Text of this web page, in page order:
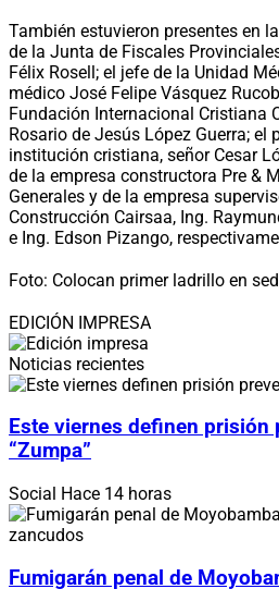
También estuvieron presentes en
de la Junta de Fiscales
Félix Rosell; el jefe de la Unidad
médico José Felipe Vásquez
Fundación Internacional Cristiana
Rosario de Jesús López Guerra; el
institución cristiana, señor Cesar
de la empresa constructora Pre &
Generales y de la empresa
Construcción Cairsaa, Ing.
e Ing. Edson Pizango,
Foto: Colocan primer ladrillo en
EDICIÓN IMPRESA
Noticias recientes
Este viernes definen prisión
“Zumpa”
Social Hace 14 horas
Fumigarán penal de